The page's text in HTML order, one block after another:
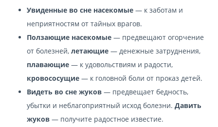
Увиденные во сне насекомые — к заботам и
неприятностям от тайных врагов.
Ползающие насекомые — предвещают огорчение
от болезней, летающие — денежные затруднения,
плавающие — к удовольствиям и радости,
кровососущие — к головной боли от проказ детей.
Видеть во сне жуков — предвещает бедность,
убытки и неблагоприятный исход болезни. Давить
жуков — получите радостное известие.